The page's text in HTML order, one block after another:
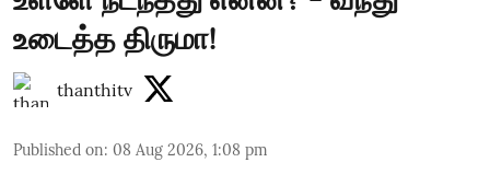
உடைத்த திருமா!
thanthitv
Published on: 08 Aug 2026, 1:08 pm